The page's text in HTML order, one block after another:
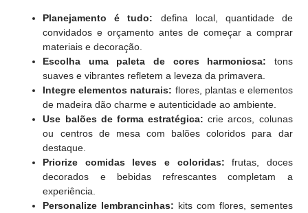
Planejamento é tudo: defina local, quantidade de
convidados e orçamento antes de começar a comprar
materiais e decoração.
Escolha uma paleta de cores harmoniosa: tons
suaves e vibrantes refletem a leveza da primavera.
Integre elementos naturais: flores, plantas e elementos
de madeira dão charme e autenticidade ao ambiente.
Use balões de forma estratégica: crie arcos, colunas
ou centros de mesa com balões coloridos para dar
destaque.
Priorize comidas leves e coloridas: frutas, doces
decorados e bebidas refrescantes completam a
experiência.
Personalize lembrancinhas: kits com flores, sementes